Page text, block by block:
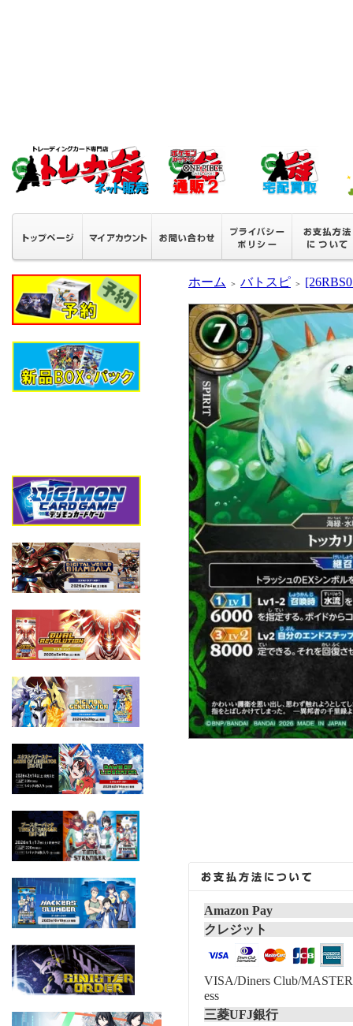
ホーム ＞ バトスピ ＞
Amazon Pay
クレジット
VISA/Diners Club/
ess
三菱UFJ銀行